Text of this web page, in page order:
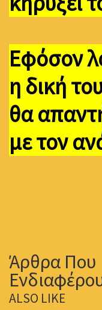
Εφόσον
η δική
θα
με τον
ALSO LIKE